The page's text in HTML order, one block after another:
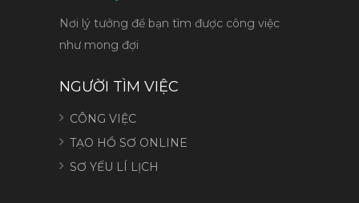
Nơi lý tưởng để bạn tìm được công việc
như mong đợi
NGƯỜI TÌM VIỆC
CÔNG VIỆC
TẠO HỒ SƠ ONLINE
SƠ YẾU LÍ LỊCH